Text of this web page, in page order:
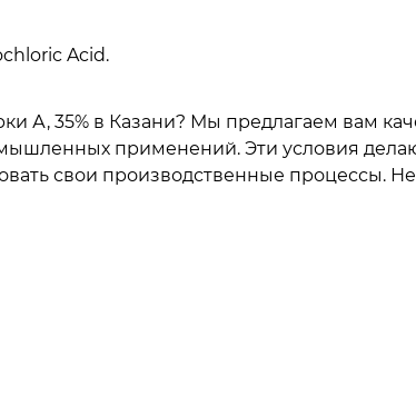
Acid.
А, 35% в Казани? Мы предлагаем вам
применений. Эти условия
свои производственные процессы.